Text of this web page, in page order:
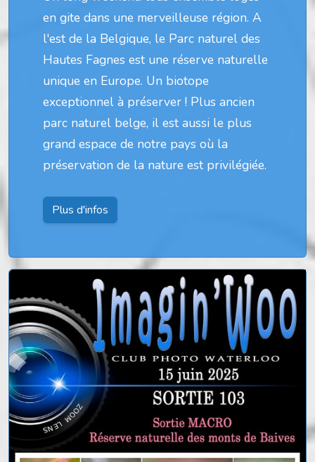
en gite dans une merveilleuse région. A
l'est de la Belgique, le Parc naturel des
Hautes Fagnes est une réserve naturelle
unique en Europe. Un biotope
exceptionnel à préserver ! Plus ancien
parc naturel belge, il est aussi le plus
grand espace de notre pays où la
préservation de la nature est privilégiée.
Plus d'infos